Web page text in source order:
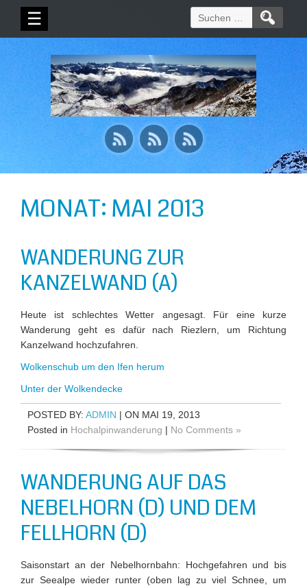
☰
Suchen
nach:
MONAT: MAI 2013
WANDERUNG ZUR
KANZELWAND (A)
Heute ist schlechtes Wetter angesagt. Für eine kurze
Wanderung geht es dafür nach Riezlern, um Richtung
Kanzelwand hochzufahren.
Wolkenschub um den Ifen herum
Unter der Wolkendecke
POSTED BY: ADMIN | ON MAI 19, 2013
Posted in Hochalpinwanderung | No Comments »
WANDERUNG AUF DAS
NEBELHORN (D) UND DEM
FELLHORN (D)
Saisonstart an der Nebelhornbahn: Hochgefahren und bis
zur Seealpe wieder runter (oben lag zu viel Schnee, um